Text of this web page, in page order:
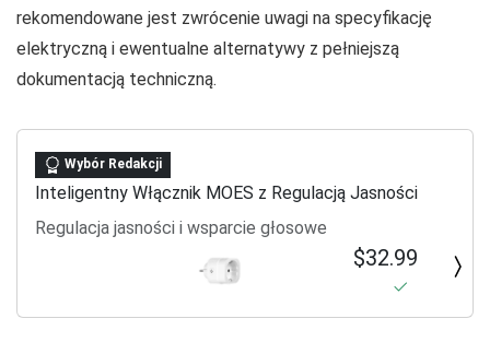
rekomendowane jest zwrócenie uwagi na specyfikację
elektryczną i ewentualne alternatywy z pełniejszą
dokumentacją techniczną.
Wybór Redakcji
Inteligentny Włącznik MOES z Regulacją Jasności
Regulacja jasności i wsparcie głosowe
$32.99